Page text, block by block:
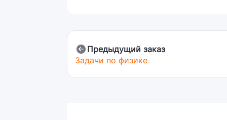
Предыдущий заказ
Задачи по физике